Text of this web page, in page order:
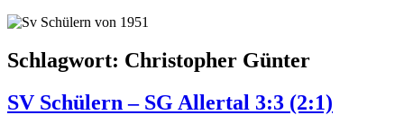
Schlagwort: Christopher Günter
SV Schülern – SG Allertal 3:3 (2:1)